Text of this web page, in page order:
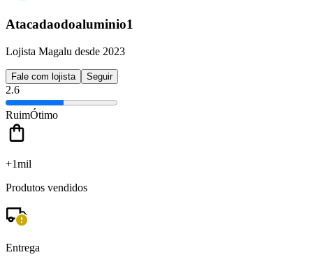
Atacadaodoaluminio1
Lojista Magalu desde 2023
Fale com lojista Seguir
2.6
RuimÓtimo
+1mil
Produtos vendidos
Entrega